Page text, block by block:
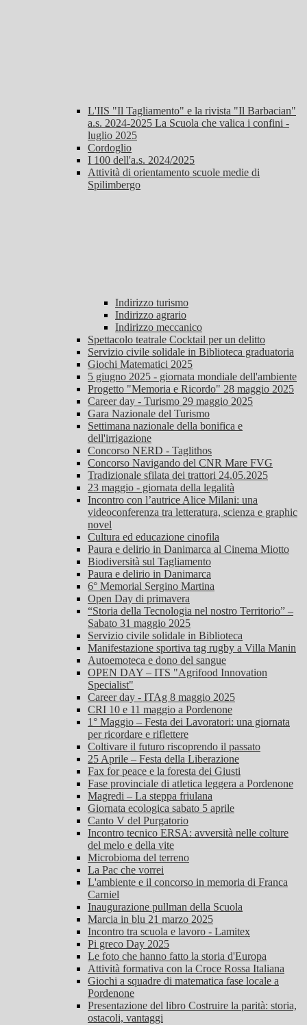
L'IIS "Il Tagliamento" e la rivista "Il Barbacian"
a.s. 2024-2025 La Scuola che valica i confini -
luglio 2025
Cordoglio
I 100 dell'a.s. 2024/2025
Attività di orientamento scuole medie di
Spilimbergo
Indirizzo turismo
Indirizzo agrario
Indirizzo meccanico
Spettacolo teatrale Cocktail per un delitto
Servizio civile solidale in Biblioteca graduatoria
Giochi Matematici 2025
5 giugno 2025 - giornata mondiale dell'ambiente
Progetto "Memoria e Ricordo" 28 maggio 2025
Career day - Turismo 29 maggio 2025
Gara Nazionale del Turismo
Settimana nazionale della bonifica e
dell'irrigazione
Concorso NERD - Taglithos
Concorso Navigando del CNR Mare FVG
Tradizionale sfilata dei trattori 24.05.2025
23 maggio - giornata della legalità
Incontro con l’autrice Alice Milani: una
videoconferenza tra letteratura, scienza e graphic
novel
Cultura ed educazione cinofila
Paura e delirio in Danimarca al Cinema Miotto
Biodiversità sul Tagliamento
Paura e delirio in Danimarca
6° Memorial Sergino Martina
Open Day di primavera
“Storia della Tecnologia nel nostro Territorio” –
Sabato 31 maggio 2025
Servizio civile solidale in Biblioteca
Manifestazione sportiva tag rugby a Villa Manin
Autoemoteca e dono del sangue
OPEN DAY – ITS "Agrifood Innovation
Specialist"
Career day - ITAg 8 maggio 2025
CRI 10 e 11 maggio a Pordenone
1° Maggio – Festa dei Lavoratori: una giornata
per ricordare e riflettere
Coltivare il futuro riscoprendo il passato
25 Aprile – Festa della Liberazione
Fax for peace e la foresta dei Giusti
Fase provinciale di atletica leggera a Pordenone
Magredi – La steppa friulana
Giornata ecologica sabato 5 aprile
Canto V del Purgatorio
Incontro tecnico ERSA: avversità nelle colture
del melo e della vite
Microbioma del terreno
La Pac che vorrei
L'ambiente e il concorso in memoria di Franca
Carniel
Inaugurazione pullman della Scuola
Marcia in blu 21 marzo 2025
Incontro tra scuola e lavoro - Lamitex
Pi greco Day 2025
Le foto che hanno fatto la storia d'Europa
Attività formativa con la Croce Rossa Italiana
Giochi a squadre di matematica fase locale a
Pordenone
Presentazione del libro Costruire la parità: storia,
ostacoli, vantaggi